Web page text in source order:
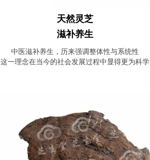
天然灵芝
滋补养生
中医滋补养生，历来强调整体性与系统性
这一理念在当今的社会发展过程中显得更为科学